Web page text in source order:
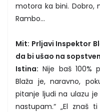
motora ka bini. Dobro,
Rambo…
Mit: Prljavi Inspektor
da bi ušao na
Istina: Nije baš 100%
Blaža je, naravno,
pitanje ljudi na ulazu je
nastupam.“ „El znaš